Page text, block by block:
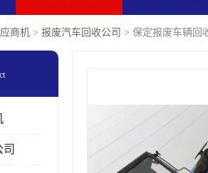
商机 > 报废汽车回收公司 > 保定报废车辆回